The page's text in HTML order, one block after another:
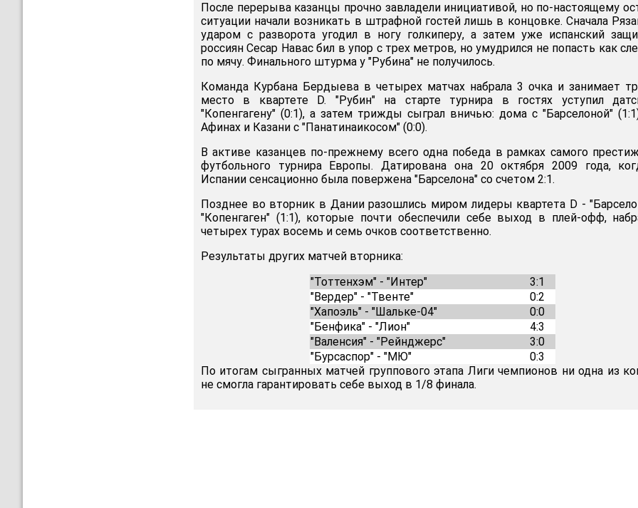
После перерыва казанцы прочно завладели инициативой, но по-настоящему
ситуации начали возникать в штрафной гостей лишь в концовке. Сначала
ударом с разворота угодил в ногу голкиперу, а затем уже испанский
россиян Сесар Навас бил в упор с трех метров, но умудрился не попасть как
по мячу. Финального штурма у "Рубина" не получилось.
Команда Курбана Бердыева в четырех матчах набрала 3 очка и занимает
место в квартете D. "Рубин" на старте турнира в гостях уступил
"Копенгагену" (0:1), а затем трижды сыграл вничью: дома с "Барселоной"
Афинах и Казани с "Панатинаикосом" (0:0).
В активе казанцев по-прежнему всего одна победа в рамках самого
футбольного турнира Европы. Датирована она 20 октября 2009 года,
Испании сенсационно была повержена "Барселона" со счетом 2:1.
Позднее во вторник в Дании разошлись миром лидеры квартета D -
"Копенгаген" (1:1), которые почти обеспечили себе выход в плей-офф,
четырех турах восемь и семь очков соответственно.
Результаты других матчей вторника:
"Тоттенхэм" - "Интер"
3:1
"Вердер" - "Твенте"
0:2
"Хапоэль" - "Шальке-04"
0:0
"Бенфика" - "Лион"
4:3
"Валенсия" - "Рейнджерс"
3:0
"Бурсаспор" - "МЮ"
0:3
По итогам сыгранных матчей группового этапа Лиги чемпионов ни одна из
не смогла гарантировать себе выход в 1/8 финала.